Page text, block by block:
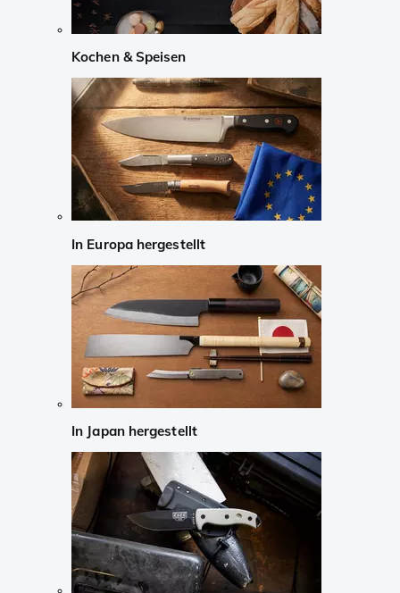
Kochen & Speisen
In Europa hergestellt
In Japan hergestellt